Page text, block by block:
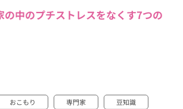
の中のプチストレスをなくす7つの
おこもり 専門家 豆知識